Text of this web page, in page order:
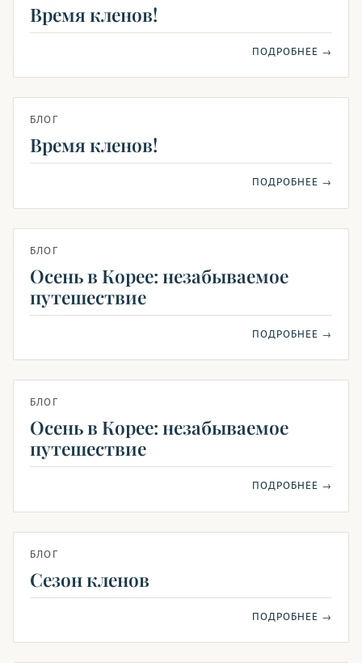
Время кленов!
ПОДРОБНЕЕ →
БЛОГ
Время кленов!
ПОДРОБНЕЕ →
БЛОГ
Осень в Корее: незабываемое
путешествие
ПОДРОБНЕЕ →
БЛОГ
Осень в Корее: незабываемое
путешествие
ПОДРОБНЕЕ →
БЛОГ
Сезон кленов
ПОДРОБНЕЕ →